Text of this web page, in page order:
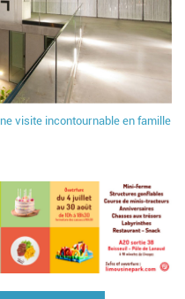
visite incontournable en famille